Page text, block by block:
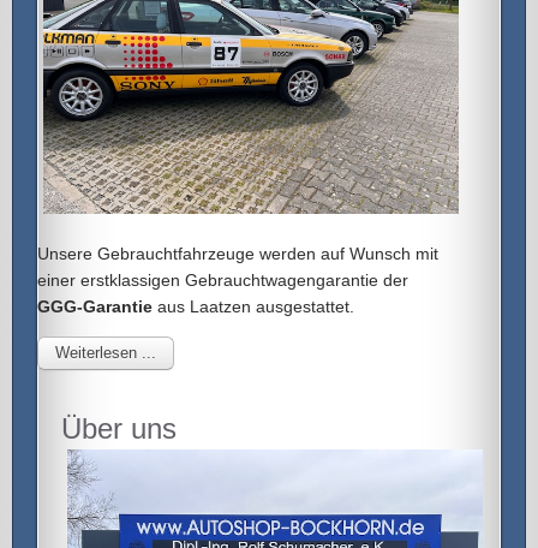
Unsere Gebrauchtfahrzeuge werden auf Wunsch mit
einer erstklassigen Gebrauchtwagengarantie der
GGG-Garantie aus Laatzen ausgestattet.
Weiterlesen ...
Über uns